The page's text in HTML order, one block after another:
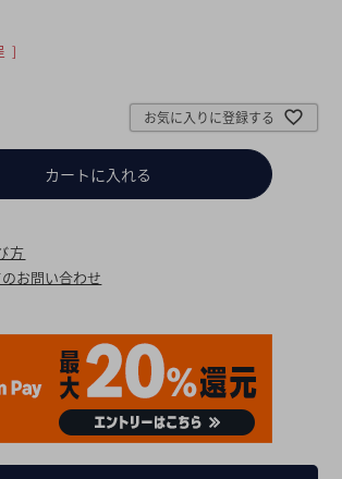
]
お気に入りに登録する
カートに入れる
方
お問い合わせ